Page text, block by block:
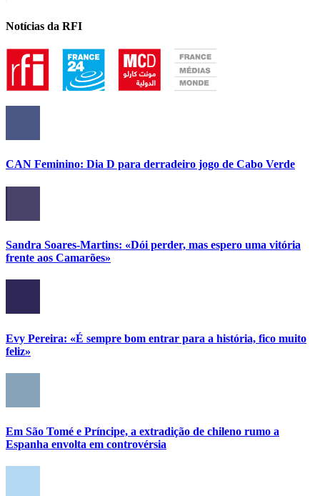
Notícias da RFI
CAN Feminino: Dia D para derradeiro jogo de Cabo Verde
Sandra Soares-Martins: «Dói perder, mas espero uma vitória
frente aos Camarões»
Evy Pereira: «É sempre bom entrar para a história, fico muito
feliz»
Em São Tomé e Príncipe, a extradição de chileno rumo a
Espanha envolta em controvérsia